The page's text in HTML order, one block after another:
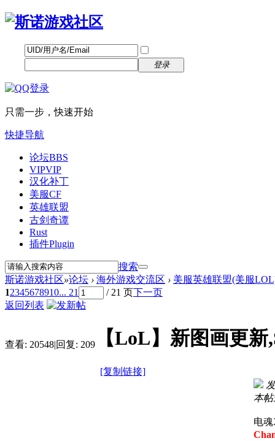
登录
只需一步，快速开始
快捷导航
论坛BBS
VIPVIP
汉化补丁
美服CF
英雄联盟
古剑奇谭
Rust
插件Plugin
搜索
斯诺游戏社区»论坛 › 海外游戏交流区 › 美服英雄联盟(美服
12345678910... 21 / 21 页下一页
返回列表
查看: 20548|回复: 209 【LoL】新图画更
[复制链接]
本帖
电